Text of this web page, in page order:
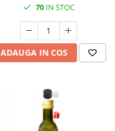
70IN STOC
ADAUGA IN COS